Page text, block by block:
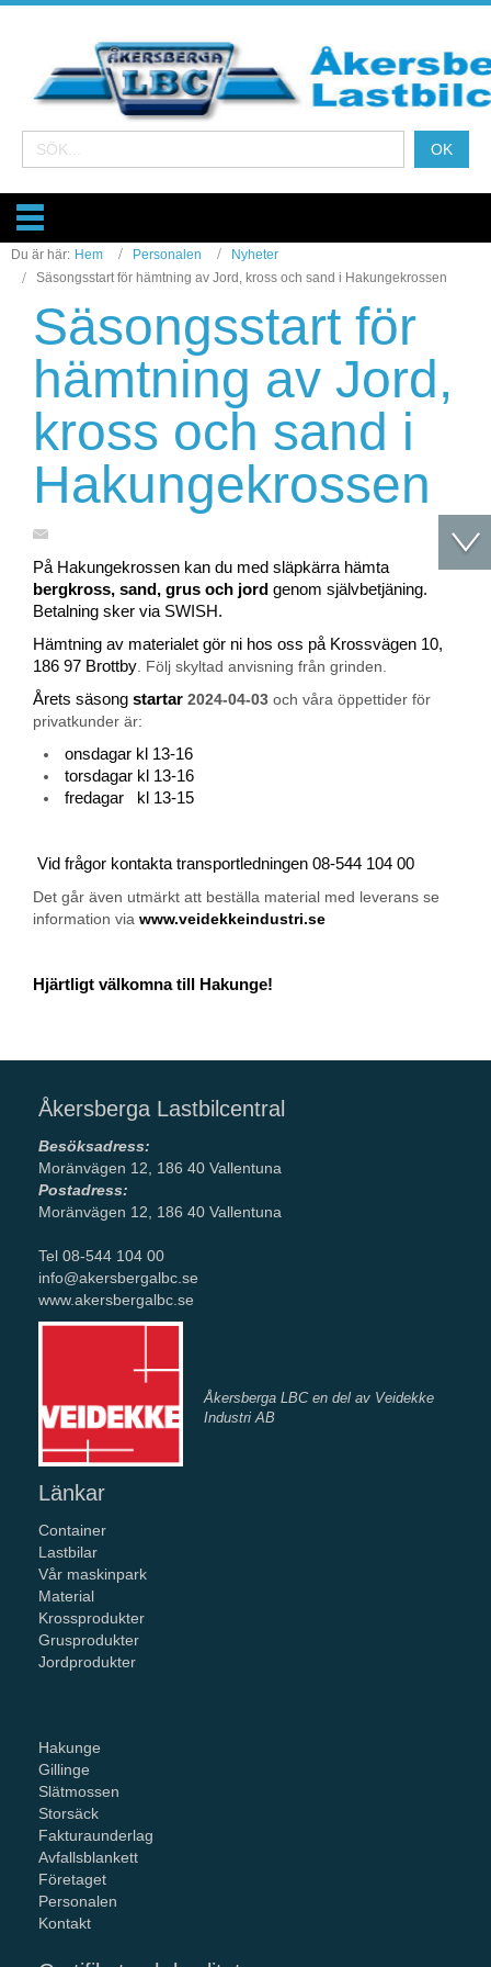
Du är här: Hem Personalen
Nyheter
Säsongsstart för hämtning av Jord, kross och sand i Hakungekrossen
Säsongsstart för
hämtning av Jord,
kross och sand i
Hakungekrossen
På Hakungekrossen kan du med släpkärra hämta
bergkross, sand, grus och jord genom självbetjäning.
Betalning sker via SWISH.
Hämtning av materialet gör ni hos oss på Krossvägen 10,
186 97 Brottby . Följ skyltad anvisning från grinden.
Årets säsong startar 2024-04-03 och våra öppettider för
privatkunder är:
onsdagar kl 13-16
torsdagar kl 13-16
fredagar kl 13-15
Vid frågor kontakta transportledningen 08-544 104 00
Det går även utmärkt att beställa material med leverans se
information via www.veidekkeindustri.se
Hjärtligt välkomna till Hakunge!
Åkersberga Lastbilcentral
Besöksadress:
Moränvägen 12, 186 40 Vallentuna
Postadress:
Moränvägen 12, 186 40 Vallentuna
Tel 08-544 104 00
info@akersbergalbc.se
www.akersbergalbc.se
Åkersberga LBC en del av Veidekke
Industri AB
Länkar
Container
Lastbilar
Vår maskinpark
Material
Krossprodukter
Grusprodukter
Jordprodukter
Hakunge
Gillinge
Slätmossen
Storsäck
Fakturaunderlag
Avfallsblankett
Företaget
Personalen
Kontakt